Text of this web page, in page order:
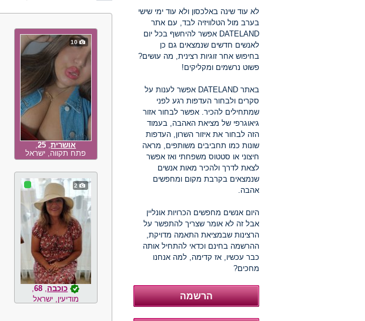
לא עוד שינה באלכסון ולא עוד ימי שישי
בערב מול הטלוויזיה לבד, עם אתר
DATELAND אפשר להיחשף בכל יום
לאנשים חדשים שנמצאים גם כן
בחיפוש אחר זוגיות רצינית, מה עושים?
פשוט נרשמים ומקליקים!
באתר DATELAND אפשר לענות על
סקרים ולבחור העדפות רגע לפני
שמתחילים להכיר. אפשר לבחור אזור
גיאוגרפי של מציאת האהבה, בעמוד
הזה לבחור את איזור השרון, העדפות
שונות כמו תחביבים משותפים, מראה
חיצוני או סטטוס משפחתי ואז אפשר
לצאת לדרך ולהכיר מאות אנשים
שנמצאים בקרבת מקום ומחפשים
אהבה.
היום אנשים מחפשים הכרויות אונליין
אבל זה לא אומר שצריך להתפשר על
הרצינות שבמציאת התאמה מדויקת,
ההרשמה בחינם וכדאי להתחיל אותה
כבר עכשיו, אז קדימה, למה אנחנו
מחכים?
10
אושרית,
25
,
פתח תקווה, ישראל
2
כוכבה,
68
,
מודיעין, ישראל